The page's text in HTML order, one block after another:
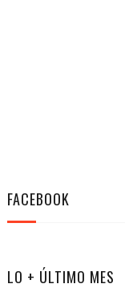
FACEBOOK
LO + ÚLTIMO MES